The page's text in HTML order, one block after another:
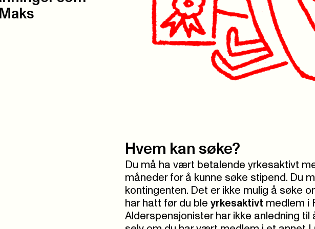
Hvem kan søke?
Du må ha vært betalende yrkesaktivt
måneder for å kunne søke stipend. Du
kontingenten. Det er ikke mulig å søke
har hatt før du ble yrkesaktivt medlem i
Alderspensjonister har ikke anledning til